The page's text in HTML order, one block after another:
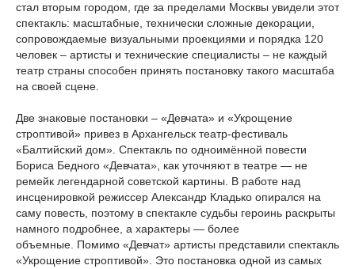
стал вторым городом, где за пределами Москвы увидели этот
спектакль: масштабные, технически сложные декорации,
сопровождаемые визуальными проекциями и порядка 120
человек – артисты и технические специалисты – не каждый
театр страны способен принять постановку такого масштаба
на своей сцене.
Две знаковые постановки – «Девчата» и «Укрощение
строптивой» привез в Архангельск театр-фестиваль
«Балтийский дом». Спектакль по одноимённой повести
Бориса Бедного «Девчата», как уточняют в театре — не
ремейк легендарной советской картины. В работе над
инсценировкой режиссер Александр Кладько опирался на
саму повесть, поэтому в спектакле судьбы героинь раскрыты
намного подробнее, а характеры — более
объемные. Помимо «Девчат» артисты представили спектакль
«Укрощение строптивой». Это постановка одной из самых